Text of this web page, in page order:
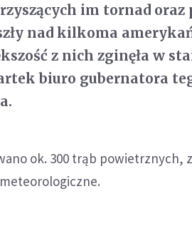
im tornad oraz
nad kilkoma
z nich zginęła w
biuro gubernatora
ok. 300 trąb powietrznych,